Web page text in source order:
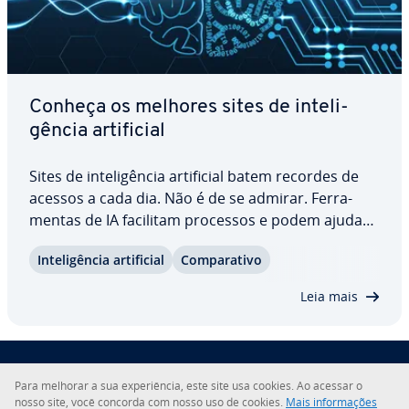
Conheça os melhores sites de in­te­li­
gên­cia ar­ti­fi­cial
Sites de in­te­li­gên­cia ar­ti­fi­cial batem recordes de
acessos a cada dia. Não é de se admirar. Fer­ra­
men­tas de IA facilitam processos e podem ajudar
exemplo, um famoso site de IA que cria imagens.
In­te­li­gên­cia ar­ti­fi­cial Com­pa­ra­tivo
Leia mais
Sobre a IONOS
Para melhorar a sua ex­pe­ri­ên­cia, este site usa cookies. Ao acessar o
nosso site, você concorda com nosso uso de cookies. Mais in­for­ma­ções